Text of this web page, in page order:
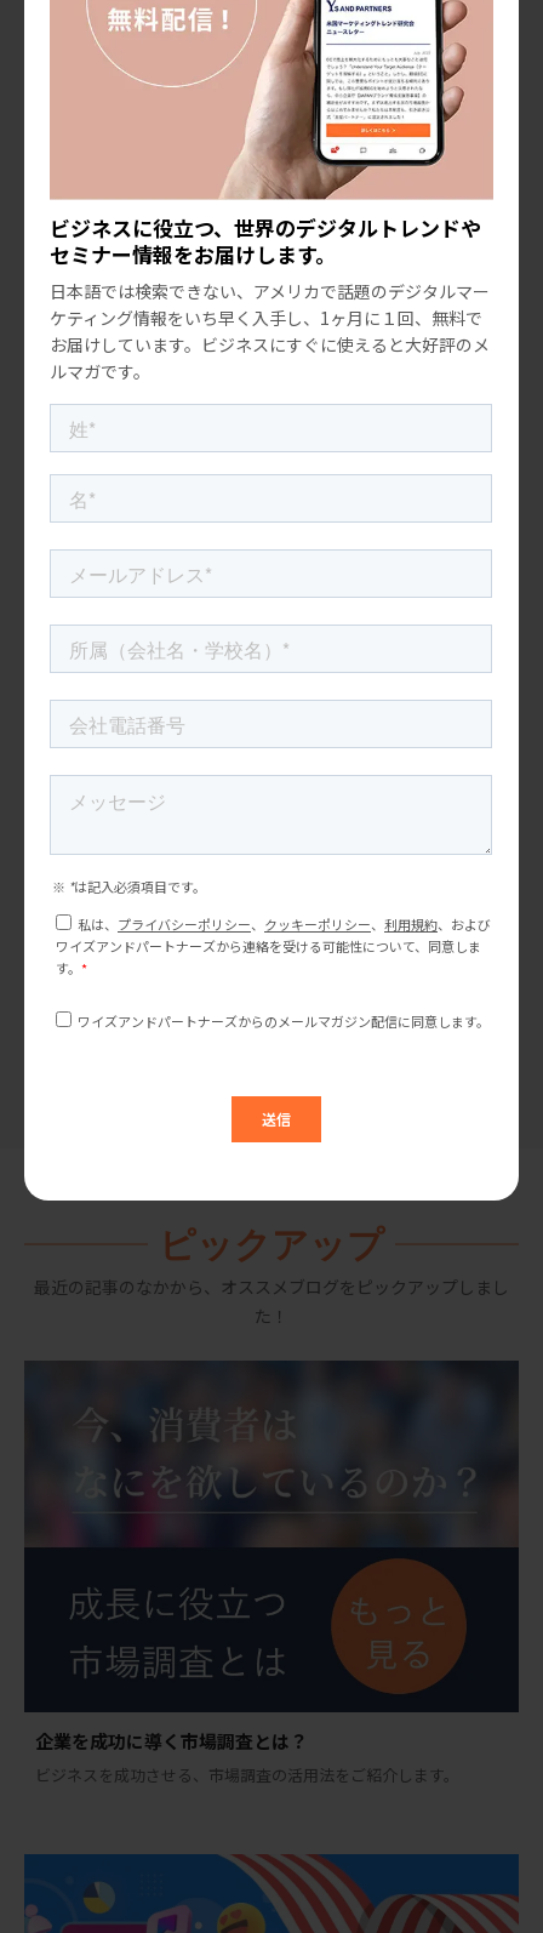
ビジネスに役立つ、世界のデジタルトレンドや
セミナー情報をお届けします。
日本語では検索できない、アメリカで話題のデジタルマー
ケティング情報をいち早く入手し、1ヶ月に１回、無料で
お届けしています。ビジネスにすぐに使えると大好評のメ
ルマガです。
社長の「のぶログ」
先週ロサンゼルスから日本に帰国した社員の、成田空港
からの速報。
私は12月5日の便で日本に戻るはずだったが、前日にドタキャンし
た。 日本政府がオミクロン株の件で、半ばパニックになっていそ
うだと 思ったからだ。航空会社の電話口の女性は、キャンセルの
電話が多い んですよ、と悲しげだった。 […]
2021.12.10
社長の「のぶログ」
私たちの日本への帰国を拒む権利を誰がもっているの
か？
で、外国人の受け入れを禁止したと日本のニュースで報道された
直後に、帰国便の予約変更をしようと航空会社 […]
2021.12.03
ピックアップ
最近の記事のなかから、オススメブログをピックアップしまし
た！
企業を成功に導く市場調査とは？
ビジネスを成功させる、市場調査の活用法をご紹介します。